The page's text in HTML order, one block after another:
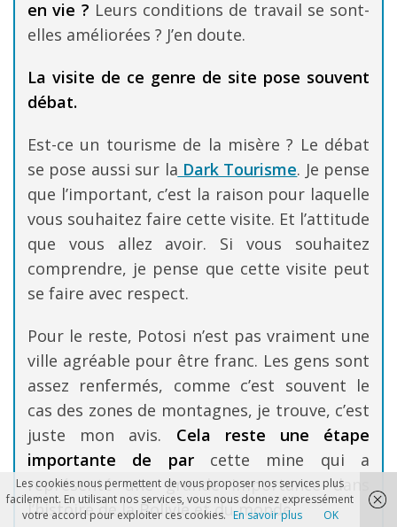
en vie ? Leurs conditions de travail se sont-
elles améliorées ? J’en doute.
La visite de ce genre de site pose souvent
débat.
Est-ce un tourisme de la misère ? Le débat
se pose aussi sur la Dark Tourisme. Je pense
que l’important, c’est la raison pour laquelle
vous souhaitez faire cette visite. Et l’attitude
que vous allez avoir. Si vous souhaitez
comprendre, je pense que cette visite peut
se faire avec respect.
Pour le reste, Potosi n’est pas vraiment une
ville agréable pour être franc. Les gens sont
assez renfermés, comme c’est souvent le
cas des zones de montagnes, je trouve, c’est
juste mon avis. Cela reste une étape
importante de parcette mine qui a
représenté une grande importance dans
l’histoire de la Bolivie et du monde.
Les cookies nous permettent de vous proposer nos services plus
facilement. En utilisant nos services, vous nous donnez expressément
votre accord pour exploiter ces cookies. En savoir plus OK